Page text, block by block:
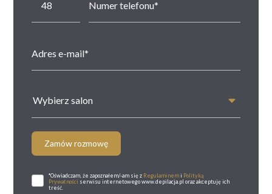
Wybierz salon
Zamów rozmowę
*Oświadczam, że zapoznałem/-am się z Regulaminemi Polityką
Prywatności serwisu internetowego www.depilacja.pl oraz akceptuję ich
treść.